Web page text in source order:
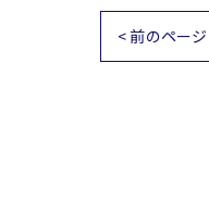
< 前のページ